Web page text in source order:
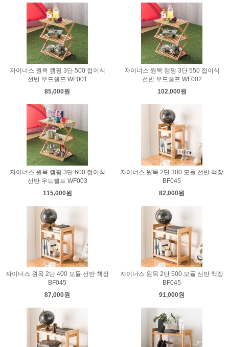
자이너스 원목 캠핑 3단 500 접이식
선반 우드쉘프 WF001
85,000원
자이너스 원목 캠핑 3단 550 접이식
선반 우드쉘프 WF002
102,000원
자이너스 원목 캠핑 3단 600 접이식
선반 우드쉘프 WF003
115,000원
자이너스 원목 2단 300 모듈 선반 책장
BF045
82,000원
자이너스 원목 2단 400 모듈 선반 책장
BF045
87,000원
자이너스 원목 2단 500 모듈 선반 책장
BF045
91,000원